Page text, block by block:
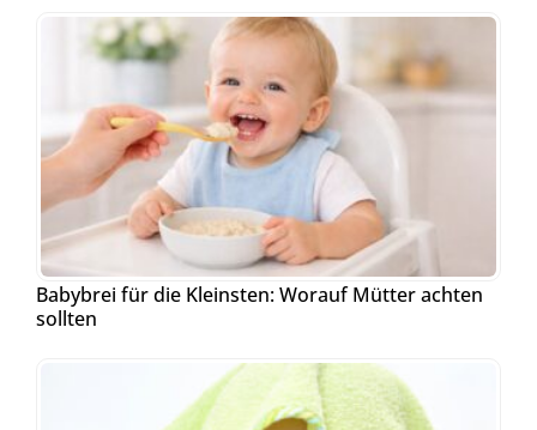
Babybrei für die Kleinsten: Worauf Mütter achten
sollten